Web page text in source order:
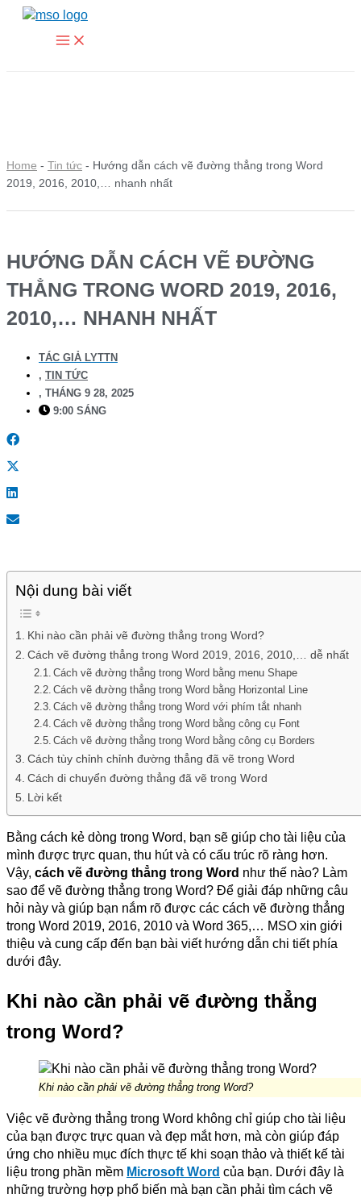
Nhảy
Main
Menu
Home - Tin tức - Hướng dẫn cách vẽ đường thẳng trong Word
2019, 2016, 2010,… nhanh nhất
HƯỚNG DẪN CÁCH VẼ ĐƯỜNG
THẲNG TRONG WORD 2019, 2016,
2010,… NHANH NHẤT
TÁC GIẢ LYTTN
, TIN TỨC
, THÁNG 9 28, 2025
9:00 SÁNG
Nội dung bài viết
Khi nào cần phải vẽ đường thẳng trong Word?
Cách vẽ đường thẳng trong Word 2019, 2016, 2010,… dễ nhất
Cách vẽ đường thẳng trong Word bằng menu Shape
Cách vẽ đường thẳng trong Word bằng Horizontal Line
Cách vẽ đường thẳng trong Word với phím tắt nhanh
Cách vẽ đường thẳng trong Word bằng công cụ Font
Cách vẽ đường thẳng trong Word bằng công cụ Borders
Cách tùy chỉnh chỉnh đường thẳng đã vẽ trong Word
Cách di chuyển đường thẳng đã vẽ trong Word
Lời kết
Bằng cách kẻ dòng trong Word, bạn sẽ giúp cho tài liệu của
mình được trực quan, thu hút và có cấu trúc rõ ràng hơn.
Vậy, cách vẽ đường thẳng trong Word như thế nào? Làm
sao để vẽ đường thẳng trong Word? Để giải đáp những câu
hỏi này và giúp bạn nắm rõ được các cách vẽ đường thẳng
trong Word 2019, 2016, 2010 và Word 365,… MSO xin giới
thiệu và cung cấp đến bạn bài viết hướng dẫn chi tiết phía
dưới đây.
Khi nào cần phải vẽ đường thẳng
trong Word?
Khi nào cần phải vẽ đường thẳng trong Word?
Việc vẽ đường thẳng trong Word không chỉ giúp cho tài liệu
của bạn được trực quan và đẹp mắt hơn, mà còn giúp đáp
ứng cho nhiều mục đích thực tế khi soạn thảo và thiết kế tài
liệu trong phần mềm Microsoft Word của bạn. Dưới đây là
những trường hợp phổ biến mà bạn cần phải tìm cách vẽ